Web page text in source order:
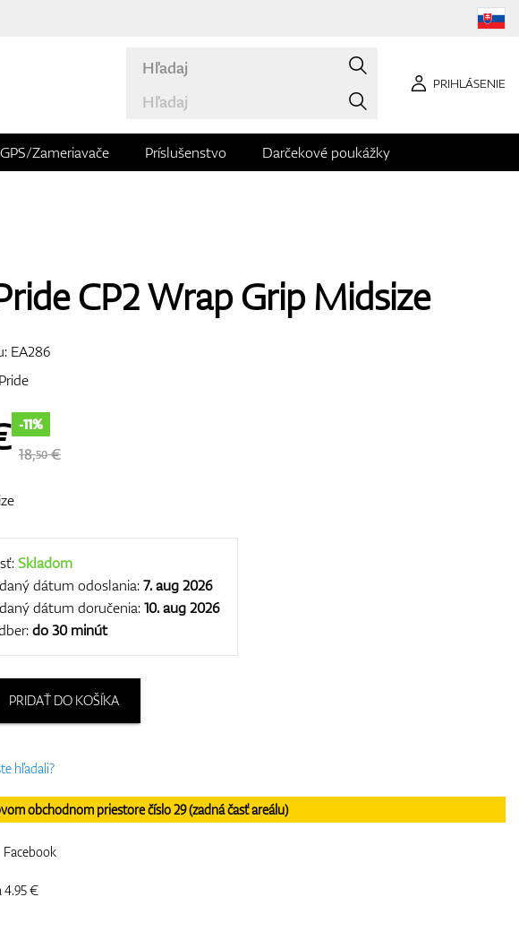
PRIHLÁSENIE
GPS/Zameriavače Príslušenstvo Darčekové poukážky
CP2 Wrap Grip Midsize
EA286
-11%
18,50€
Skladom
dátum odoslania:7. aug 2026
dátum doručenia:10. aug 2026
do 30 minút
PRIDAŤ DO KOŠÍKA
hľadali?
obchodnom priestore číslo 29 (zadná časť areálu)
Facebook
4.95 €